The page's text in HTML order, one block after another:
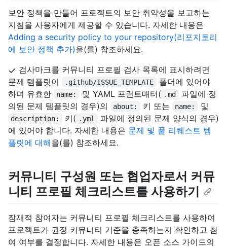
보안 정책을 만들어 프로젝트의 보안 취약성을 보고하는
지침을 사용자에게 제공할 수 있습니다. 자세한 내용은
Adding a security policy to your repository(리포지토리
에 보안 정책 추가)을(를) 참조하세요.
검사마크를 커뮤니티 프로필 검사 목록에 표시하려면
문제 템플릿이
.github/ISSUE_TEMPLATE
폴더에 있어야
하며 유효한
name: 및 YAML 프런트매터( .md
파일에 정
의된 문제 템플릿의 경우)의
about: 키 또는 name: 및
description: 키( .yml
파일에 정의된 문제 양식의 경우)
에 있어야 합니다. 자세한 내용은 문제 및 풀 리퀘스트 템
플릿에 대해을(를) 참조하세요.
커뮤니티 구성원 또는 협업자로서 커뮤
니티 프로필 체크리스트를 사용하기
잠재적 참여자는 커뮤니티 프로필 체크리스트를 사용하여
프로젝트가 권장 커뮤니티 기준을 충족하는지 확인하고 참
여 여부를 결정합니다. 자세한 내용은 오픈 소스 가이드의